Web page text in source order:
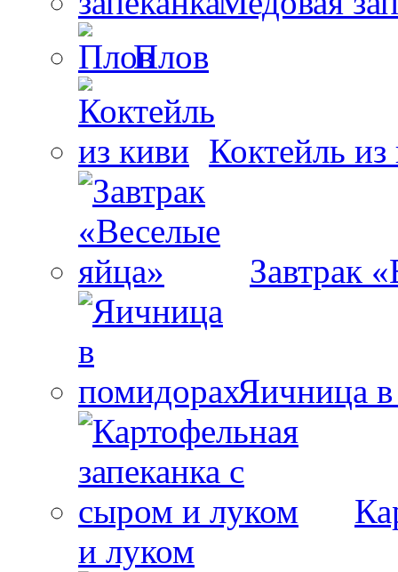
Плов
Коктейль из
Завтрак
Яичница
и луком